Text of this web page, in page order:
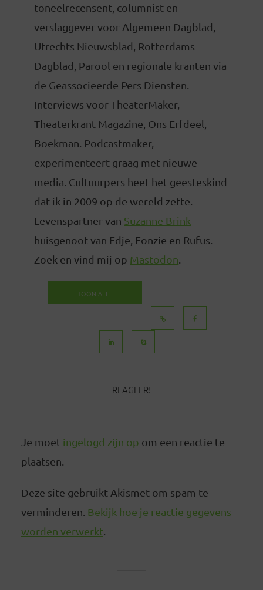
toneelrecensent, columnist en
verslaggever voor Algemeen Dagblad,
Utrechts Nieuwsblad, Rotterdams
Dagblad, Parool en regionale kranten via
de Geassocieerde Pers Diensten.
Interviews voor TheaterMaker,
Theaterkrant Magazine, Ons Erfdeel,
Boekman. Podcastmaker,
experimenteert graag met nieuwe
media. Cultuurpers heet het geesteskind
dat ik in 2009 op de wereld zette.
Levenspartner van Suzanne Brink
huisgenoot van Edje, Fonzie en Rufus.
Zoek en vind mij op Mastodon
TOON ALLE
REAGEER!
Je moet ingelogd zijn op om een reactie te
plaatsen.
Deze site gebruikt Akismet om spam te
verminderen. Bekijk hoe je reactie gegevens
worden verwerkt.